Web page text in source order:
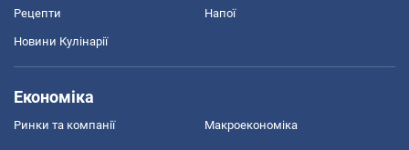
Рецепти Напої
Новини Кулінарії
Економіка
Ринки та компанії Макроекономіка